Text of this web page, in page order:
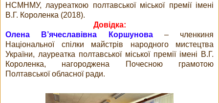
НСМНМУ, лауреаткою полтавської міської премії імені
В.Г. Короленка (2018).
Довідка:
Олена В’ячеславівна Коршунова– членкиня
Національної спілки майстрів народного мистецтва
України, лауреатка полтавської міської премії імені В.Г.
Короленка, нагороджена Почесною грамотою
Полтавської обласної ради.